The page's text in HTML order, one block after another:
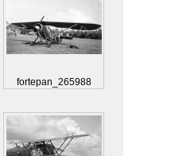
fortepan_265988